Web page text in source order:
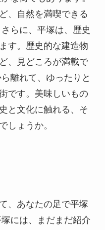
、自然を満喫できる
らに、平塚は、歴史
す。歴史的な建造物
、見どころが満載で
離れて、ゆったりと
です。美味しいもの
と文化に触れる、そ
しょうか。
、あなたの足で平塚
には、まだまだ紹介